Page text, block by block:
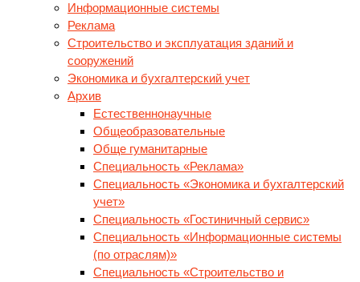
Информационные системы
Реклама
Строительство и эксплуатация зданий и
сооружений
Экономика и бухгалтерский учет
Архив
Естественнонаучные
Общеобразовательные
Обще гуманитарные
Специальность «Реклама»
Специальность «Экономика и бухгалтерский
учет»
Специальность «Гостиничный сервис»
Специальность «Информационные системы
(по отраслям)»
Специальность «Строительство и